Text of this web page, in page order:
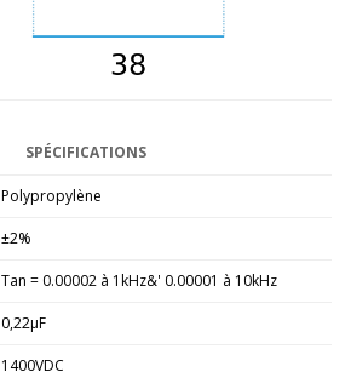
SPÉCIFICATIONS
Polypropylène
±2%
Tan = 0.00002 à 1kHz&' 0.00001 à 10kHz
0,22µF
1400VDC